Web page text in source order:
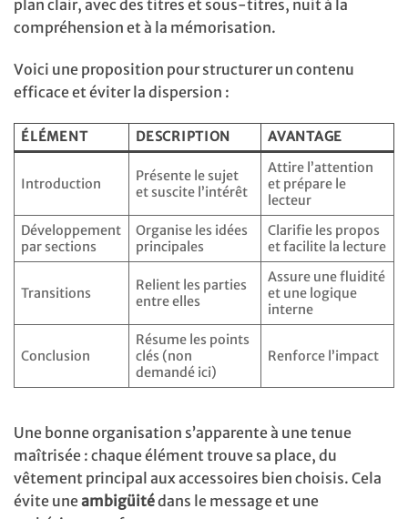
plan clair, avec des titres et sous-titres, nuit à la
compréhension et à la mémorisation.
Voici une proposition pour structurer un contenu
efficace et éviter la dispersion :
ÉLÉMENT DESCRIPTION AVANTAGE
Introduction
Présente le sujet
et suscite l’intérêt
Attire l’attention
et prépare le
lecteur
Développement
par sections
Organise les idées
principales
Clarifie les propos
et facilite la lecture
Transitions
Relient les parties
entre elles
Assure une fluidité
et une logique
interne
Conclusion
Résume les points
clés (non
demandé ici)
Renforce l’impact
Une bonne organisation s’apparente à une tenue
maîtrisée : chaque élément trouve sa place, du
vêtement principal aux accessoires bien choisis. Cela
évite uneambigüitédans le message et une